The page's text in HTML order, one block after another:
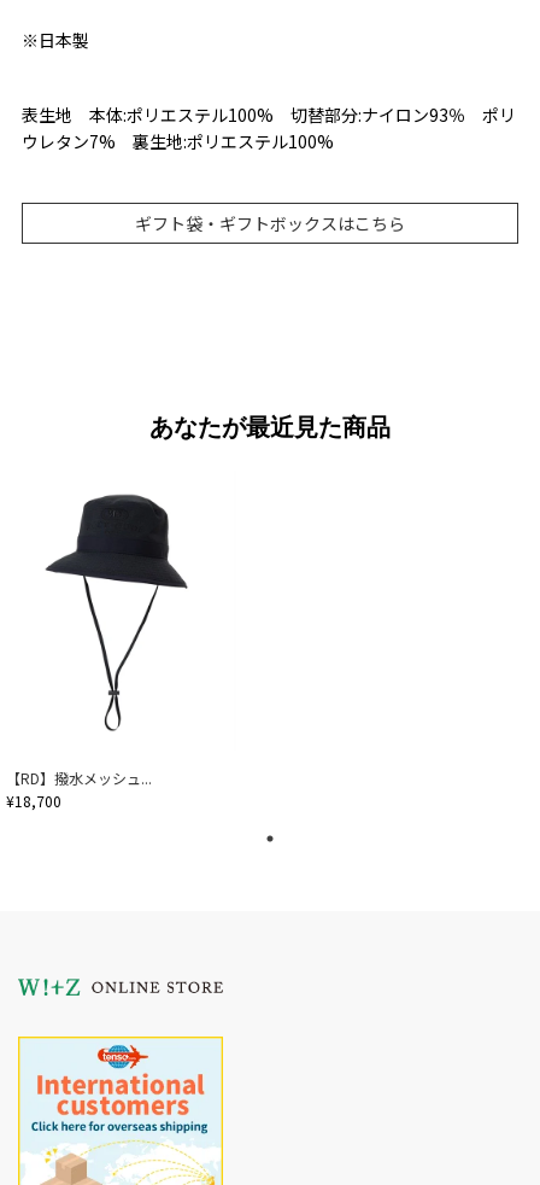
※日本製
表生地 本体:ポリエステル100% 切替部分:ナイロン93％ ポリ
ウレタン7% 裏生地:ポリエステル100%
ギフト袋・ギフトボックスはこちら
あなたが最近見た商品
【RD】撥水メッシュ...
¥18,700